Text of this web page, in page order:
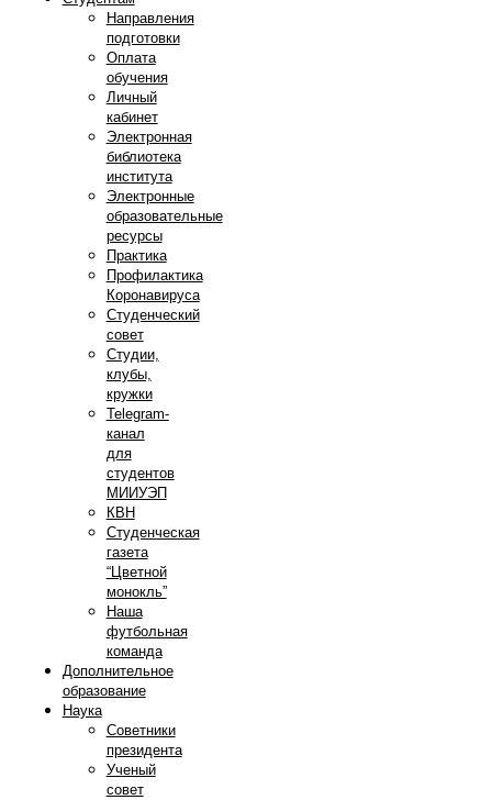
Направления
подготовки
Оплата
обучения
Личный
кабинет
Электронная
библиотека
института
Электронные
образовательные
ресурсы
Практика
Профилактика
Коронавируса
Студенческий
совет
Студии,
клубы,
кружки
Telegram-
канал
для
студентов
МИИУЭП
КВН
Студенческая
газета
“Цветной
монокль”
Наша
футбольная
команда
Дополнительное
образование
Наука
Советники
президента
Ученый
совет